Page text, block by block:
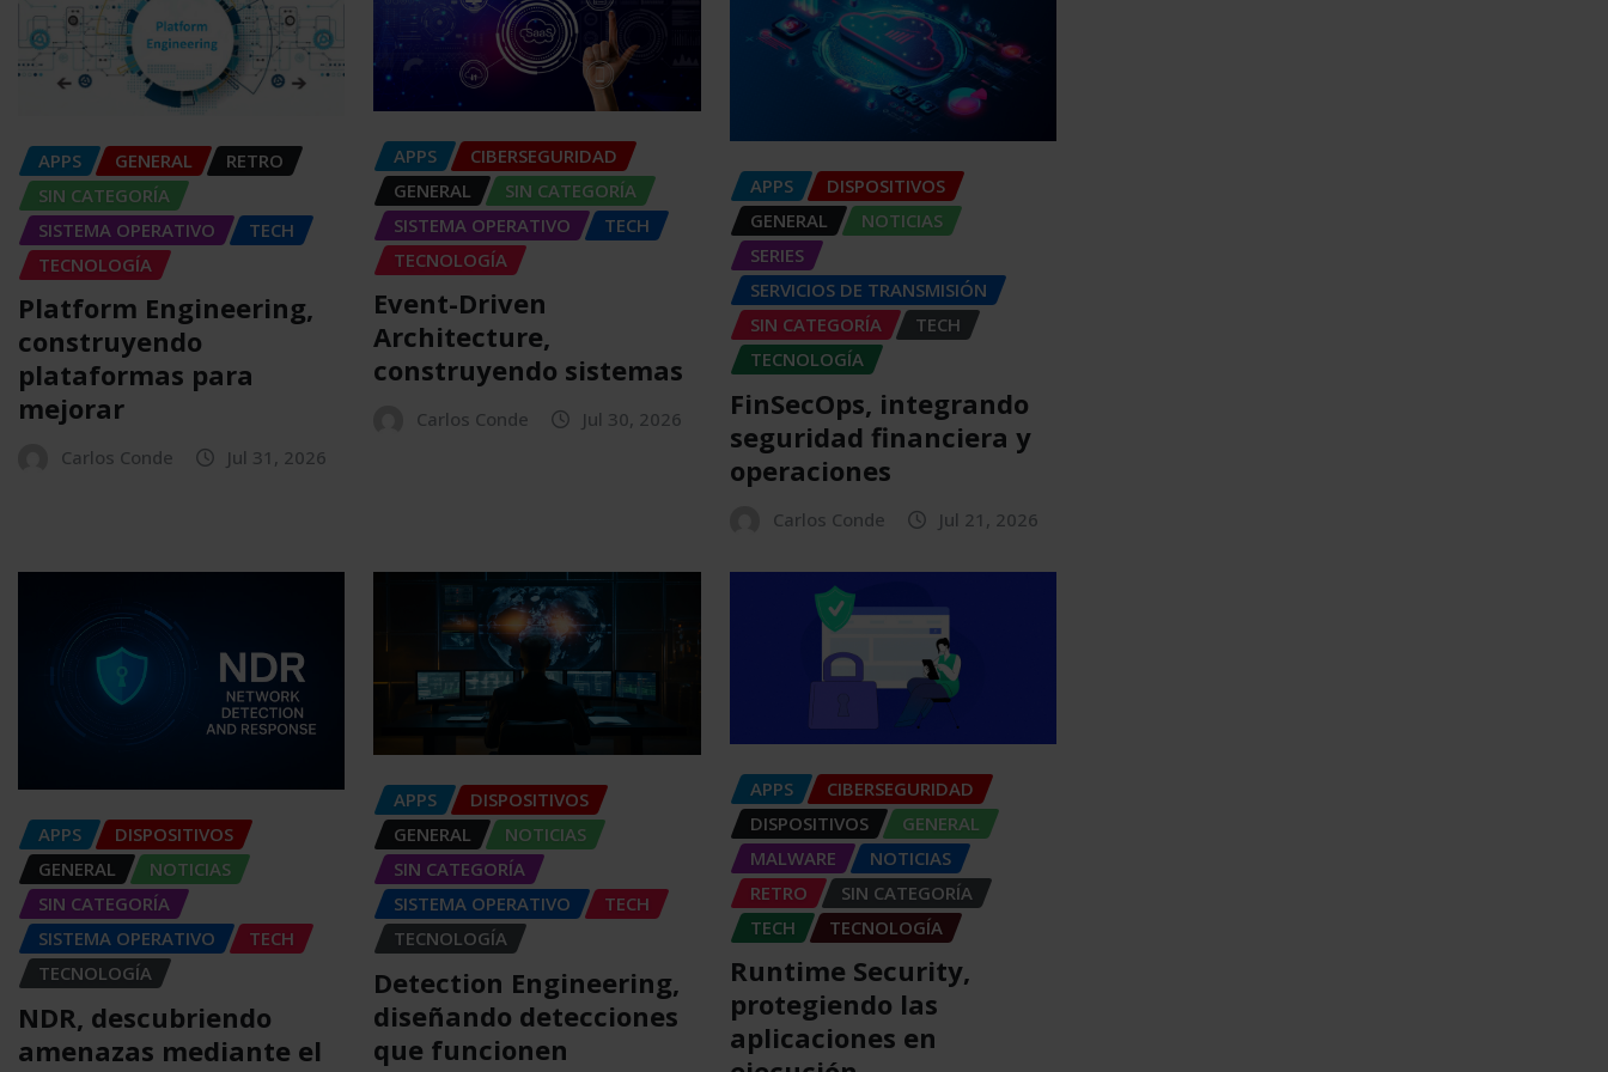
APPS GENERAL
RETRO
SIN CATEGORÍA
SISTEMA OPERATIVO
TECH
TECNOLOGÍA
Platform Engineering,
construyendo
plataformas para
mejorar
Carlos Conde Jul 31, 2026
APPS
CIBERSEGURIDAD
GENERAL
SIN CATEGORÍA
SISTEMA OPERATIVO
TECH
TECNOLOGÍA
Event-Driven
Architecture,
construyendo sistemas
Carlos Conde Jul 30, 2026
APPS
DISPOSITIVOS
GENERAL
NOTICIAS
SERIES
SERVICIOS DE TRANSMISIÓN
SIN CATEGORÍA
TECH
TECNOLOGÍA
FinSecOps, integrando
seguridad financiera y
operaciones
Carlos Conde Jul 21, 2026
APPS
DISPOSITIVOS
GENERAL
NOTICIAS
SIN CATEGORÍA
SISTEMA OPERATIVO
TECH
TECNOLOGÍA
NDR, descubriendo
amenazas mediante el
APPS
DISPOSITIVOS
GENERAL
NOTICIAS
SIN CATEGORÍA
SISTEMA OPERATIVO
TECH
TECNOLOGÍA
Detection Engineering,
diseñando detecciones
que funcionen
APPS
CIBERSEGURIDAD
DISPOSITIVOS
GENERAL
MALWARE
NOTICIAS
RETRO
SIN CATEGORÍA
TECH
TECNOLOGÍA
Runtime Security,
protegiendo las
aplicaciones en